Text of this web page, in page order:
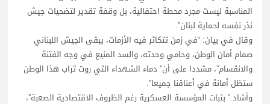
المناسبة ليست مجرد محطة احتفالية، بل وقفة تقدير لتضحيات جيش
نذر نفسه لحماية لبنان”.
وقال في بيان: “في زمن تتكاثر فيه الأزمات، يبقى الجيش اللبناني
صمام أمان الوطن، وحامي وحدته، والسد المنيع في وجه الفتنة
والانقسام”، مشددا على أن” دماء الشهداء التي روت تراب هذا الوطن
ستظل أمانة في أعناقنا جميعا”.
وأشاد ” بثبات المؤسسة العسكرية رغم الظروف الاقتصادية الصعبة”،